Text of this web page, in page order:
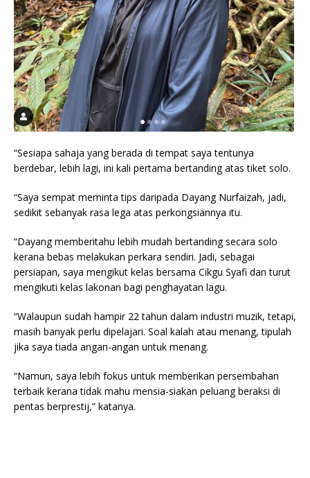
“Sesiapa sahaja yang berada di tempat saya tentunya
berdebar, lebih lagi, ini kali pertama bertanding atas tiket solo.
“Saya sempat meminta tips daripada Dayang Nurfaizah, jadi,
sedikit sebanyak rasa lega atas perkongsiannya itu.
“Dayang memberitahu lebih mudah bertanding secara solo
kerana bebas melakukan perkara sendiri. Jadi, sebagai
persiapan, saya mengikut kelas bersama Cikgu Syafi dan turut
mengikuti kelas lakonan bagi penghayatan lagu.
“Walaupun sudah hampir 22 tahun dalam industri muzik, tetapi,
masih banyak perlu dipelajari. Soal kalah atau menang, tipulah
jika saya tiada angan-angan untuk menang.
“Namun, saya lebih fokus untuk memberikan persembahan
terbaik kerana tidak mahu mensia-siakan peluang beraksi di
pentas berprestij,” katanya.